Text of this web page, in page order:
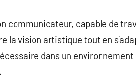
communicateur, capable de
la vision artistique tout en
dans un